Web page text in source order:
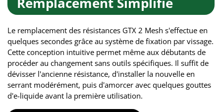
Le remplacement des résistances GTX 2 Mesh s'effectue en
quelques secondes grâce au système de fixation par vissage.
Cette conception intuitive permet même aux débutants de
procéder au changement sans outils spécifiques. Il suffit de
dévisser l'ancienne résistance, d'installer la nouvelle en
serrant modérément, puis d'amorcer avec quelques gouttes
d'e-liquide avant la première utilisation.